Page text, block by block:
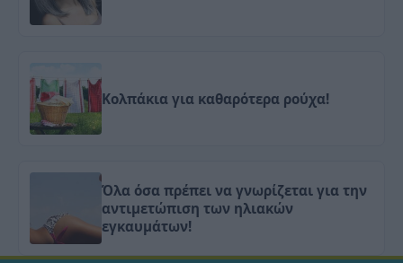
Κολπάκια για καθαρότερα ρούχα!
Όλα όσα πρέπει να γνωρίζεται για την
αντιμετώπιση των ηλιακών
εγκαυμάτων!